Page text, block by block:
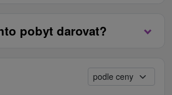
pobyt darovat?